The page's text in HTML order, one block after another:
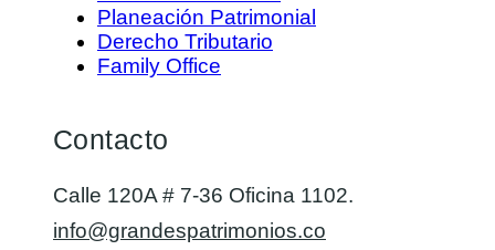
Planeación Patrimonial
Derecho Tributario
Family Office
Contacto
Calle 120A # 7-36 Oficina 1102.
info@grandespatrimonios.co